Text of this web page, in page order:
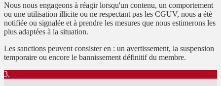
Nous nous engageons à réagir lorsqu'un contenu, un comportement
ou une utilisation illicite ou ne respectant pas les CGUV, nous a été
notifiée ou signalée et à prendre les mesures que nous estimerons les
plus adaptées à la situation.
Les sanctions peuvent consister en : un avertissement, la suspension
temporaire ou encore le bannissement définitif du membre.
3.